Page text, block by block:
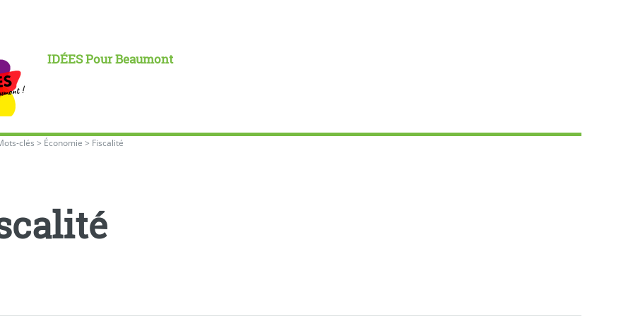
IDÉES Pour Beaumont
clés > Économie > Fiscalité